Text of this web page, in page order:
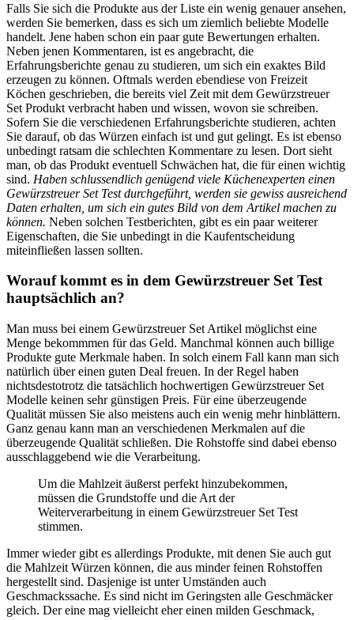
Falls Sie sich die Produkte aus der Liste ein wenig genauer ansehen,
werden Sie bemerken, dass es sich um ziemlich beliebte Modelle
handelt. Jene haben schon ein paar gute Bewertungen erhalten.
Neben jenen Kommentaren, ist es angebracht, die
Erfahrungsberichte genau zu studieren, um sich ein exaktes Bild
erzeugen zu können. Oftmals werden ebendiese von Freizeit
Köchen geschrieben, die bereits viel Zeit mit dem Gewürzstreuer
Set Produkt verbracht haben und wissen, wovon sie schreiben.
Sofern Sie die verschiedenen Erfahrungsberichte studieren, achten
Sie darauf, ob das Würzen einfach ist und gut gelingt. Es ist ebenso
unbedingt ratsam die schlechten Kommentare zu lesen. Dort sieht
man, ob das Produkt eventuell Schwächen hat, die für einen wichtig
sind. Haben schlussendlich genügend viele Küchenexperten einen
Gewürzstreuer Set Test durchgeführt, werden sie gewiss ausreichend
Daten erhalten, um sich ein gutes Bild von dem Artikel machen zu
können. Neben solchen Testberichten, gibt es ein paar weiterer
Eigenschaften, die Sie unbedingt in die Kaufentscheidung
miteinfließen lassen sollten.
Worauf kommt es in dem Gewürzstreuer Set Test
hauptsächlich an?
Man muss bei einem Gewürzstreuer Set Artikel möglichst eine
Menge bekommmen für das Geld. Manchmal können auch billige
Produkte gute Merkmale haben. In solch einem Fall kann man sich
natürlich über einen guten Deal freuen. In der Regel haben
nichtsdestotrotz die tatsächlich hochwertigen Gewürzstreuer Set
Modelle keinen sehr günstigen Preis. Für eine überzeugende
Qualität müssen Sie also meistens auch ein wenig mehr hinblättern.
Ganz genau kann man an verschiedenen Merkmalen auf die
überzeugende Qualität schließen. Die Rohstoffe sind dabei ebenso
ausschlaggebend wie die Verarbeitung.
Um die Mahlzeit äußerst perfekt hinzubekommen,
müssen die Grundstoffe und die Art der
Weiterverarbeitung in einem Gewürzstreuer Set Test
stimmen.
Immer wieder gibt es allerdings Produkte, mit denen Sie auch gut
die Mahlzeit Würzen können, die aus minder feinen Rohstoffen
hergestellt sind. Dasjenige ist unter Umständen auch
Geschmackssache. Es sind nicht im Geringsten alle Geschmäcker
gleich. Der eine mag vielleicht eher einen milden Geschmack,